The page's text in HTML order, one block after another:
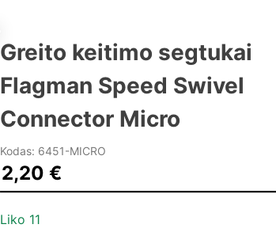
Greito keitimo segtukai
Flagman Speed Swivel
Connector Micro
Kodas: 6451-MICRO
2,20 €
Liko 11